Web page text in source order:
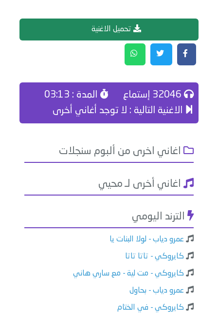
تحميل الاغنية
المدة : 03:13
الاغنية التالية : لا توجد أغاني أخرى
اغاني اخرى من ألبوم سنجلات
اغاني أخرى لـ محيي
الترند اليومي
عمرو دياب - لولا البنات يا
كايروكي - تاتا تاتا
كايروكي - مت لية - مع ساري هاني
عمرو دياب - بحاول
كايروكي - في الختام